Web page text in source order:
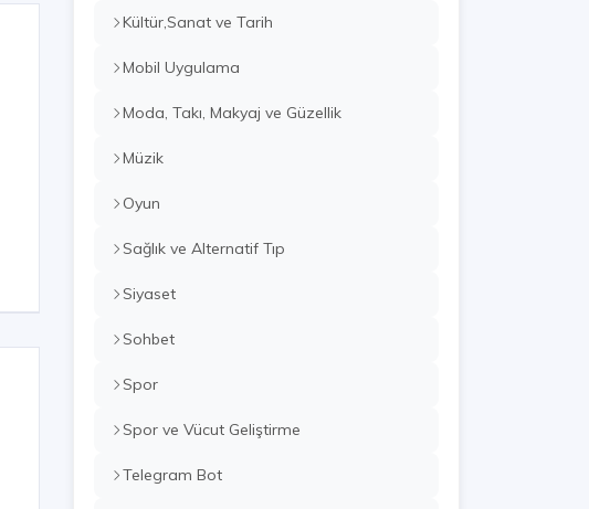
Kültür,Sanat ve Tarih
Mobil Uygulama
Moda, Takı, Makyaj ve Güzellik
Müzik
Oyun
Sağlık ve Alternatif Tıp
Siyaset
Sohbet
Spor
Spor ve Vücut Geliştirme
Telegram Bot